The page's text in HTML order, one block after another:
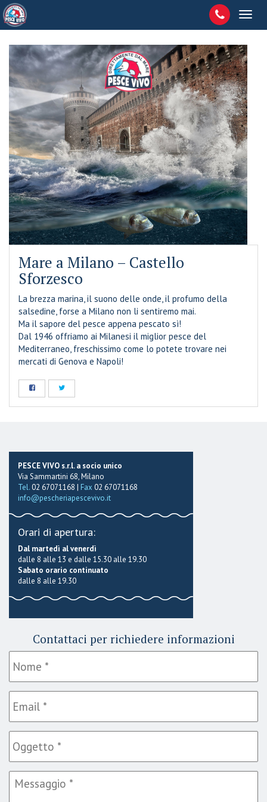
Mare a Milano – Castello
Sforzesco
La brezza marina, il suono delle onde, il profumo della
salsedine, forse a Milano non li sentiremo mai.
Ma il sapore del pesce appena pescato sì!
Dal 1946 offriamo ai Milanesi il miglior pesce del
Mediterraneo, freschissimo come lo potete trovare nei
mercati di Genova e Napoli!
PESCE VIVO s.r.l. a socio unico
Via Sammartini 68, Milano
Tel.02 67071168 | Fax 02 67071168
info@pescheriapescevivo.it
Orari di apertura:
Dal martedì al venerdì
dalle 8 alle 13 e dalle 15.30 alle 19.30
Sabato orario continuato
dalle 8 alle 19.30
Contattaci per richiedere informazioni